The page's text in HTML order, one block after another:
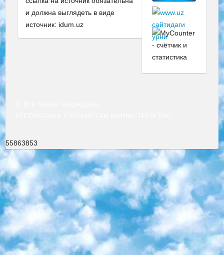
и должна выглядеть в виде
источник: idum.uz
55863853